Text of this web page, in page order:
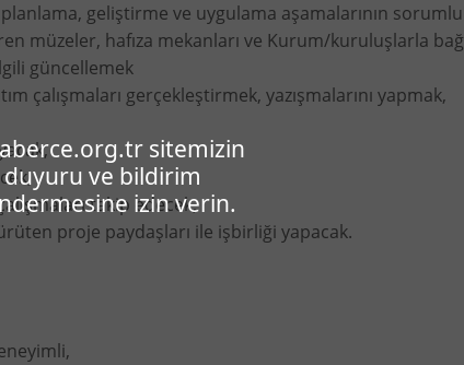
sitemizin
duyuru ve bildirim
izin verin.
geliştirme ve uygulama aşamalarının
müzeler, hafıza mekanları ve Kurum/kuruluşlarla
güncellemek
çalışmaları gerçekleştirmek, yazışmalarını yapmak,
takip edecek,
proje paydaşları ile işbirliği yapacak.